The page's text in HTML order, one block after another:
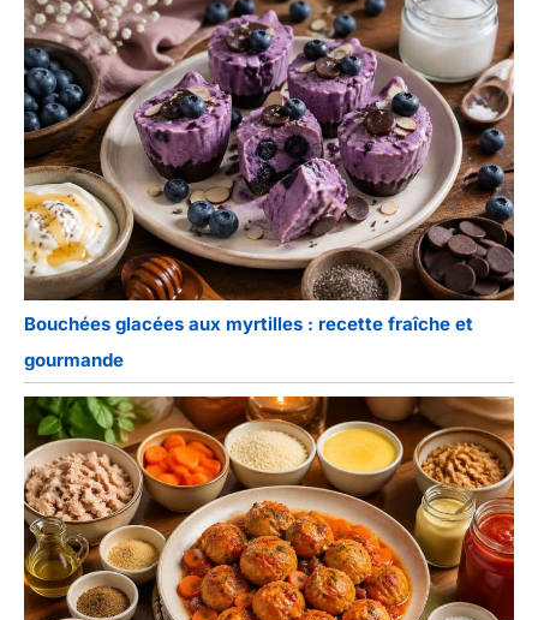
bougies, ainsi que pour
contenir des biscuits,
des petits fruits, etc. Son
design polyvalent permet
un large éventail
d'options de style, ce qui
en fait un accessoire
idéal pour votre objectif.
Bouchées glacées aux myrtilles : recette fraîche et
gourmande